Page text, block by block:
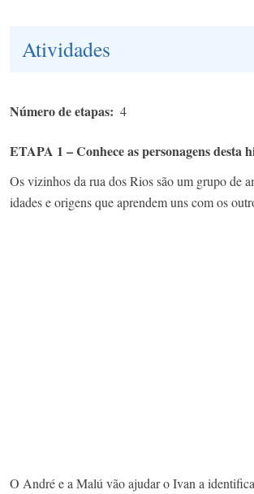
Atividades
Número de etapas 4
ETAPA 1 – Conhece as personagens desta
Os vizinhos da rua dos Rios são um grupo de
idades e origens que aprendem uns com os
O André e a Malú vão ajudar o Ivan a